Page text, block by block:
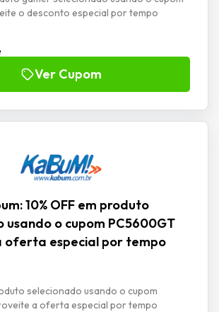
o desconto especial por tempo
Ver Cupom
10% OFF em produto
usando o cupom PC5600GT
oferta especial por tempo
selecionado usando o cupom
a oferta especial por tempo